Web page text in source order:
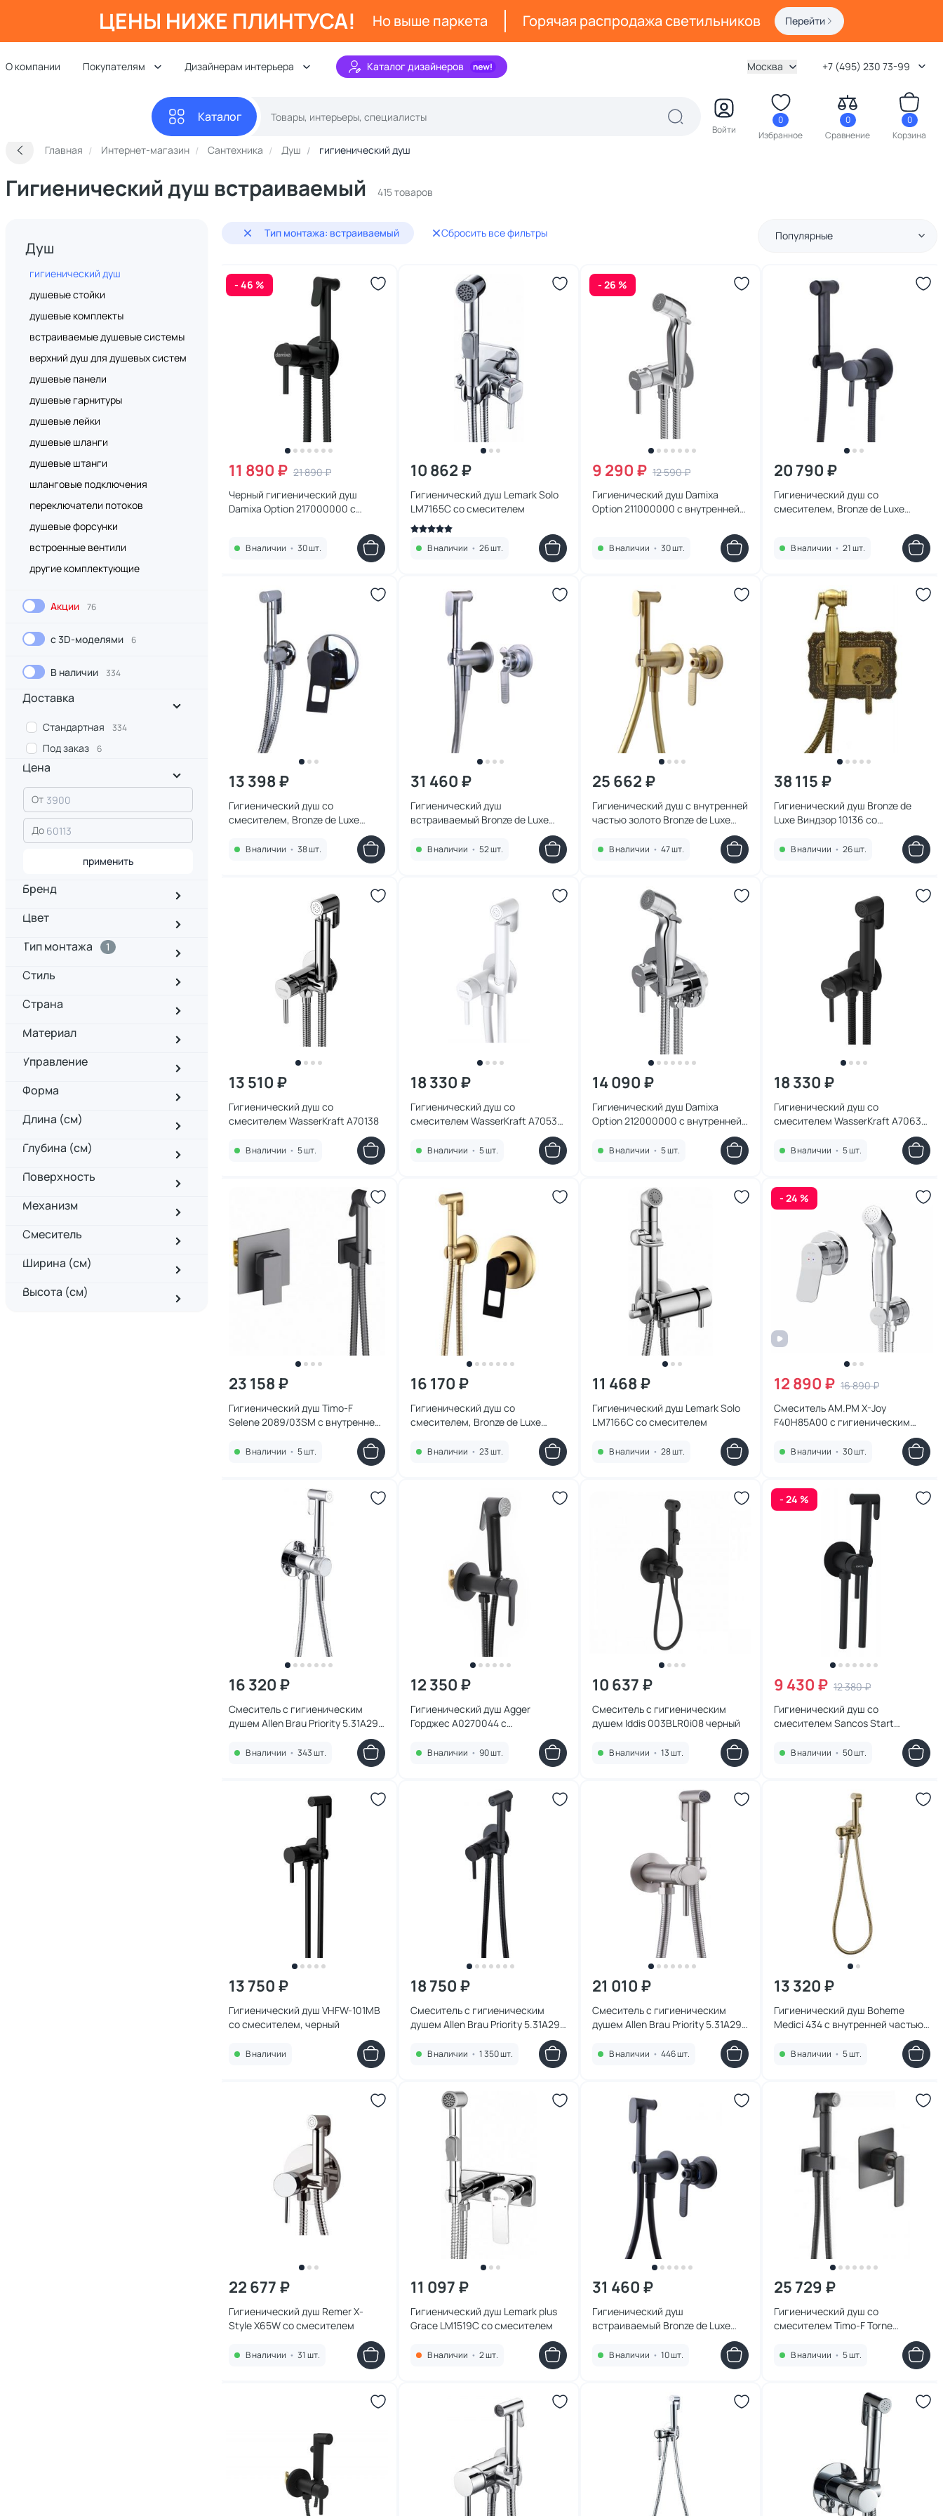
ЦЕНЫ НИЖЕ ПЛИНТУСА! Но выше паркета Горячая распродажа светильников Перейти
О компании Покупателям Дизайнерам интерьера Каталог дизайнеров Москва +7 (495) 230 73-99
Каталог
Войти
0
Избранное
0
Сравнение
0
Корзина
Главная Интернет-магазин Сантехника Душ гигиенический душ
Гигиенический душ встраиваемый 415 товаров
Душ
гигиенический душ
душевые стойки
душевые комплекты
встраиваемые душевые системы
верхний душ для душевых систем
душевые панели
душевые гарнитуры
душевые лейки
душевые шланги
душевые штанги
шланговые подключения
переключатели потоков
душевые форсунки
встроенные вентили
другие комплектующие
Акции 76
с 3D-моделями 6
В наличии 334
Доставка
Стандартная 334
Под заказ 6
Цена
От
До
применить
Бренд
Цвет
Тип монтажа
1
Стиль
Страна
Материал
Управление
Форма
Длина (см)
Глубина (см)
Поверхность
Механизм
Смеситель
Ширина (см)
Высота (см)
Тип монтажа: встраиваемый Сбросить все фильтры Популярные
- 46 %
11 890 ₽ 21 890 ₽
Черный гигиенический душ
Damixa Option 217000000 с
В наличии • 30 шт.
10 862 ₽
Гигиенический душ Lemark Solo
LM7165C со смесителем
В наличии • 26 шт.
- 26 %
9 290 ₽ 12 590 ₽
Гигиенический душ Damixa
Option 211000000 с внутренней
В наличии • 30 шт.
20 790 ₽
Гигиенический душ со
смесителем, Bronze de Luxe
В наличии • 21 шт.
13 398 ₽
Гигиенический душ со
смесителем, Bronze de Luxe
Элемент EL28CB хром/черный
В наличии • 38 шт.
31 460 ₽
Гигиенический душ
встраиваемый Bronze de Luxe
1760 Лофт 3253CC матовый хром
В наличии • 52 шт.
25 662 ₽
Гигиенический душ с внутренней
частью золото Bronze de Luxe
В наличии • 47 шт.
38 115 ₽
Гигиенический душ Bronze de
Luxe Виндзор 10136 со
В наличии • 26 шт.
13 510 ₽
Гигиенический душ со
смесителем WasserKraft A70138
В наличии • 5 шт.
18 330 ₽
Гигиенический душ со
смесителем WasserKraft A70538
В наличии • 5 шт.
14 090 ₽
Гигиенический душ Damixa
Option 212000000 с внутренней
В наличии • 5 шт.
18 330 ₽
Гигиенический душ со
смесителем WasserKraft A70638
В наличии • 5 шт.
23 158 ₽
Гигиенический душ Timo-F
Selene 2089/03SM с внутренней
В наличии • 5 шт.
16 170 ₽
Гигиенический душ со
смесителем, Bronze de Luxe
Элемент EL28GB золото/черный
В наличии • 23 шт.
11 468 ₽
Гигиенический душ Lemark Solo
LM7166C со смесителем
В наличии • 28 шт.
- 24 %
12 890 ₽ 16 890 ₽
Смеситель AM.PM X-Joy
F40H85A00 с гигиеническим
В наличии • 30 шт.
16 320 ₽
Смеситель с гигиеническим
душем Allen Brau Priority 5.31A29-
В наличии • 343 шт.
12 350 ₽
Гигиенический душ Agger
Горджес A0270044 с
В наличии • 90 шт.
10 637 ₽
Смеситель с гигиеническим
душем Iddis 003BLR0i08 черный
В наличии • 13 шт.
- 24 %
9 430 ₽ 12 380 ₽
Гигиенический душ со
смесителем Sancos Start
В наличии • 50 шт.
13 750 ₽
Гигиенический душ VHFW-101MB
со смесителем, черный
В наличии
18 750 ₽
Смеситель с гигиеническим
душем Allen Brau Priority 5.31A29-
В наличии • 1 350 шт.
21 010 ₽
Смеситель с гигиеническим
душем Allen Brau Priority 5.31A29-
В наличии • 446 шт.
13 320 ₽
Гигиенический душ Boheme
Medici 434 с внутренней частью
В наличии • 5 шт.
22 677 ₽
Гигиенический душ Remer X-
Style X65W со смесителем
В наличии • 31 шт.
11 097 ₽
Гигиенический душ Lemark plus
Grace LM1519C со смесителем
В наличии • 2 шт.
31 460 ₽
Гигиенический душ
встраиваемый Bronze de Luxe
смесителем, черный матовый
В наличии • 10 шт.
25 729 ₽
Гигиенический душ со
смесителем Timo-F Torne
4389/03SM с внутренней частью
В наличии • 5 шт.